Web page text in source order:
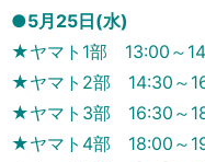
●5月25日(水)
★ヤマト1部 13:00～
★ヤマト2部 14:30～
★ヤマト3部 16:30～
★ヤマト4部 18:00～